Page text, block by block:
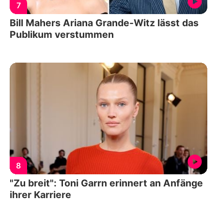
7
Bill Mahers Ariana Grande-Witz lässt das
Publikum verstummen
8
"Zu breit": Toni Garrn erinnert an Anfänge
ihrer Karriere